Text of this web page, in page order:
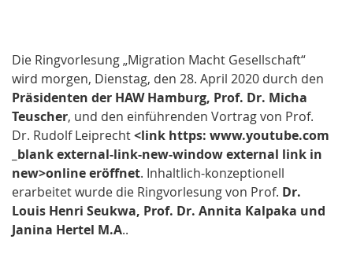
Die Ringvorlesung „Migration Macht Gesellschaft“
wird morgen, Dienstag, den 28. April 2020 durch den
Präsidenten der HAW Hamburg, Prof. Dr. Micha
Teuscher, und den einführenden Vortrag von Prof.
Dr. Rudolf Leiprecht<link https: www.youtube.com
_blank external-link-new-window external link in
new>online eröffnet. Inhaltlich-konzeptionell
erarbeitet wurde die Ringvorlesung von Prof. Dr.
Louis Henri Seukwa, Prof. Dr. Annita Kalpaka und
Janina Hertel M.A..